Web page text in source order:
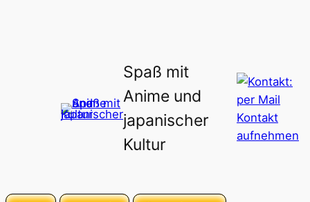
Spaß mit
Anime und
japanischer
Kultur